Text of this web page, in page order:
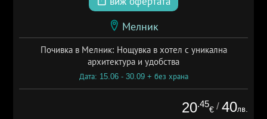
Мелник
Почивка в Мелник: Нощувка в хотел с уникална
архитектура и удобства
Дата: 15.06 - 30.09 + без храна
20.45
€ / 40лв.